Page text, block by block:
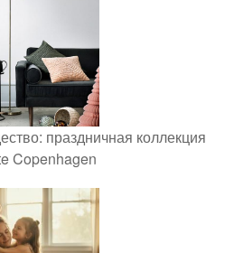
праздничная коллекция
Copenhagen